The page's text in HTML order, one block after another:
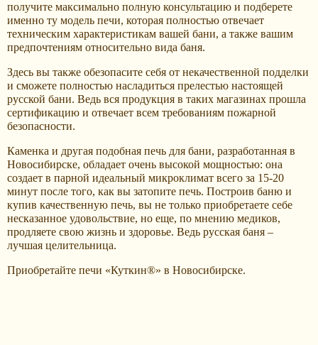
получите максимально полную консультацию и подберете
именно ту модель печи, которая полностью отвечает
техническим характеристикам вашей бани, а также вашим
предпочтениям относительно вида баня.
Здесь вы также обезопасите себя от некачественной подделки
и сможете полностью насладиться прелестью настоящей
русской бани. Ведь вся продукция в таких магазинах прошла
сертификацию и отвечает всем требованиям пожарной
безопасности.
Каменка и другая подобная печь для бани, разработанная в
Новосибирске, обладает очень высокой мощностью: она
создает в парной идеальный микроклимат всего за 15-20
минут после того, как вы затопите печь. Построив баню и
купив качественную печь, вы не только приобретаете себе
несказанное удовольствие, но еще, по мнению медиков,
продляете свою жизнь и здоровье. Ведь русская баня –
лучшая целительница.
Приобретайте печи «Куткин®» в Новосибирске.